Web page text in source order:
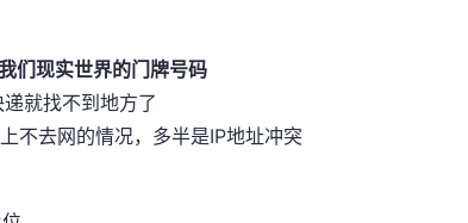
们现实世界的门牌号码
就找不到地方了
不去网的情况，多半是IP地址冲突